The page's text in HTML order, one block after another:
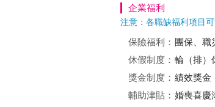
企業福利
注意：各職缺福利項目
保險福利： 團保、職
休假制度： 輪（排）
獎金制度： 績效獎金
輔助津貼： 婚喪喜慶